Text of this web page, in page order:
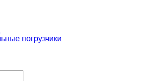
погрузчики